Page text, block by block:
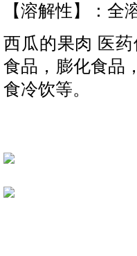
【溶解性】：全
西瓜的果肉 医
食品，膨化食品
食冷饮等。